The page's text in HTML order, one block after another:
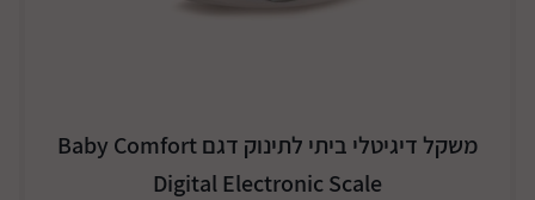
משקל דיגיטלי ביתי לתינוק דגם Baby Comfort
Digital Electronic Scale